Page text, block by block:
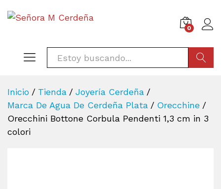
0
Inicio / Tienda / Joyería Cerdeña /
Marca De Agua De Cerdeña Plata / Orecchine /
Orecchini Bottone Corbula Pendenti 1,3 cm in 3
colori